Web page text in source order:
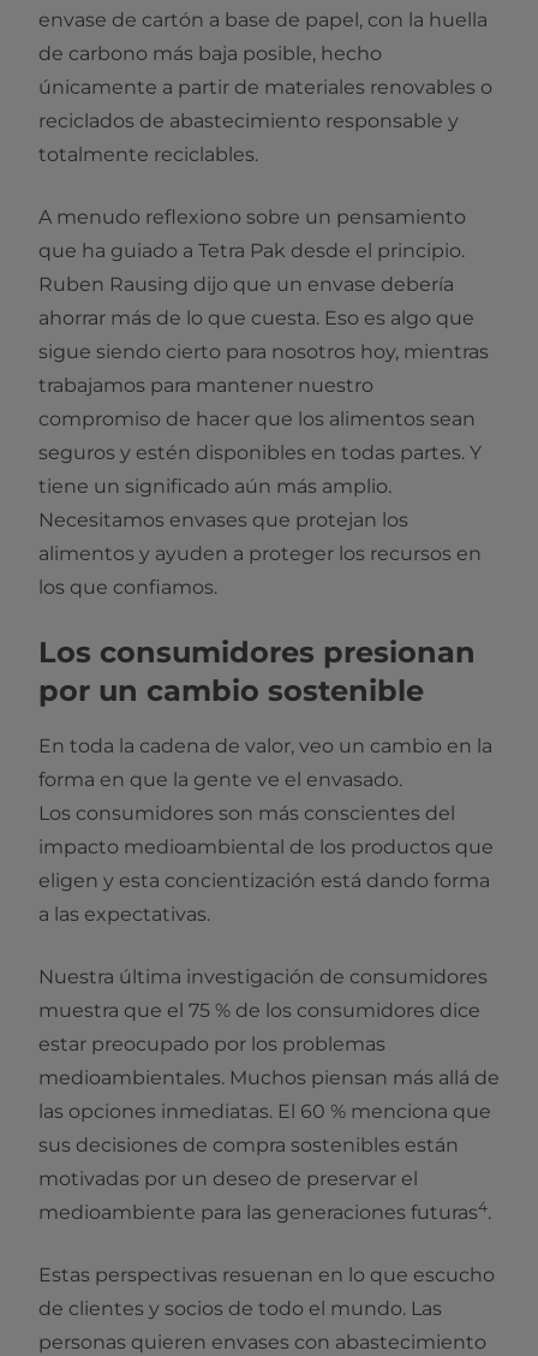
envase de cartón a base de papel, con la huella
de carbono más baja posible, hecho
únicamente a partir de materiales renovables o
reciclados de abastecimiento responsable y
totalmente reciclables.
A menudo reflexiono sobre un pensamiento
que ha guiado a Tetra Pak desde el principio.
Ruben Rausing dijo que un envase debería
ahorrar más de lo que cuesta. Eso es algo que
sigue siendo cierto para nosotros hoy, mientras
trabajamos para mantener nuestro
compromiso de hacer que los alimentos sean
seguros y estén disponibles en todas partes. Y
tiene un significado aún más amplio.
Necesitamos envases que protejan los
alimentos y ayuden a proteger los recursos en
los que confiamos.
Los consumidores presionan
por un cambio sostenible
En toda la cadena de valor, veo un cambio en la
forma en que la gente ve el envasado.
Los consumidores son más conscientes del
impacto medioambiental de los productos que
eligen y esta concientización está dando forma
a las expectativas.
Nuestra última investigación de consumidores
muestra que el 75 % de los consumidores dice
estar preocupado por los problemas
medioambientales. Muchos piensan más allá de
las opciones inmediatas. El 60 % menciona que
sus decisiones de compra sostenibles están
motivadas por un deseo de preservar el
medioambiente para las generaciones futuras4.
Estas perspectivas resuenan en lo que escucho
de clientes y socios de todo el mundo. Las
personas quieren envases con abastecimiento